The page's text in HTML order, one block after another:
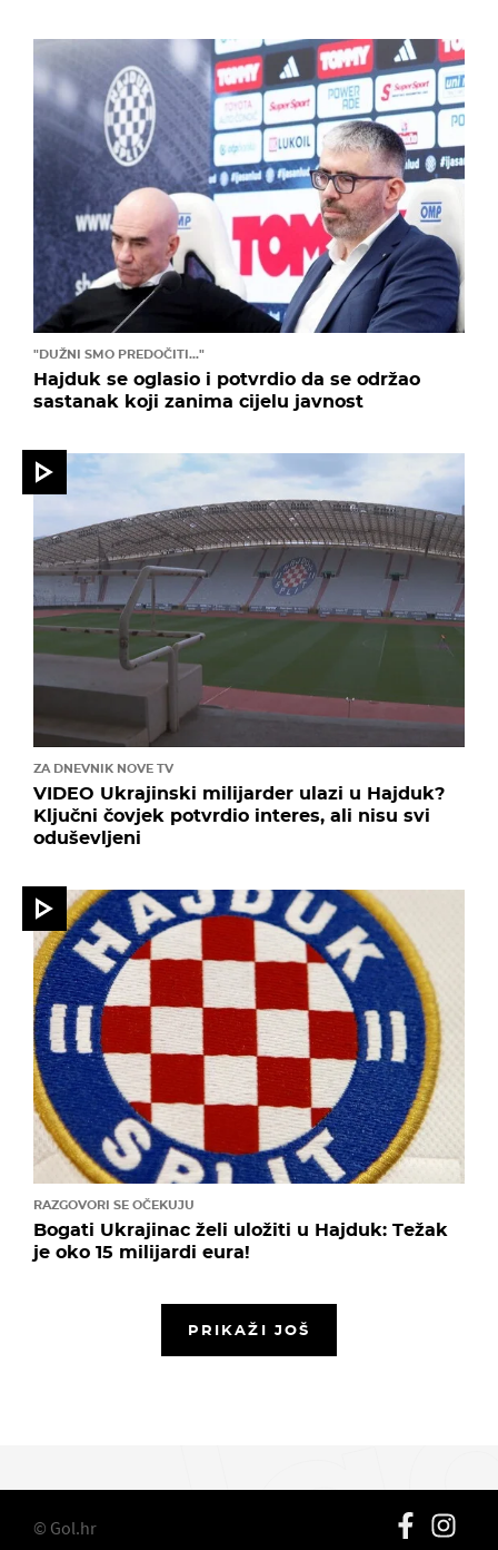
"DUŽNI SMO PREDOČITI..."
Hajduk se oglasio i potvrdio da se održao
sastanak koji zanima cijelu javnost
ZA DNEVNIK NOVE TV
VIDEO Ukrajinski milijarder ulazi u Hajduk?
Ključni čovjek potvrdio interes, ali nisu svi
oduševljeni
RAZGOVORI SE OČEKUJU
Bogati Ukrajinac želi uložiti u Hajduk: Težak
je oko 15 milijardi eura!
PRIKAŽI JOŠ
© Gol.hr